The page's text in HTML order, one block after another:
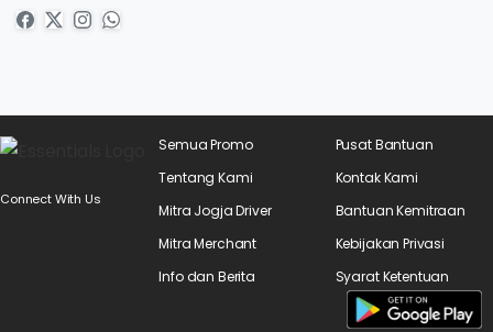
Connect With Us
Semua Promo
Tentang Kami
Mitra Jogja Driver
Mitra Merchant
Info dan Berita
Pusat Bantuan
Kontak Kami
Bantuan Kemitraan
Kebijakan Privasi
Syarat Ketentuan